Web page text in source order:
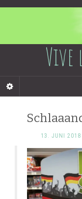
13. JUNI 2018